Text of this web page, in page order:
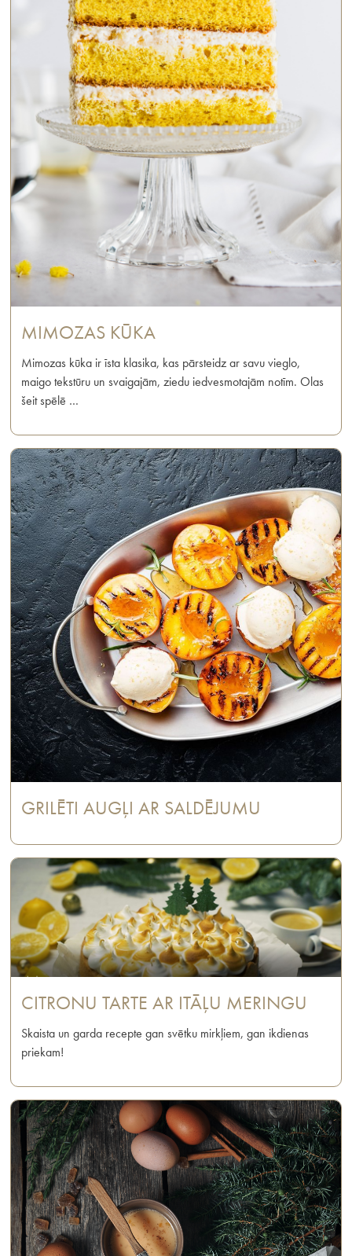
MIMOZAS KŪKA
Mimozas kūka ir īsta klasika, kas pārsteidz ar savu vieglo,
maigo tekstūru un svaigajām, ziedu iedvesmotajām notīm. Olas
šeit spēlē …
GRILĒTI AUGĻI AR SALDĒJUMU
CITRONU TARTE AR ITĀĻU MERINGU
Skaista un garda recepte gan svētku mirkļiem, gan ikdienas
priekam!